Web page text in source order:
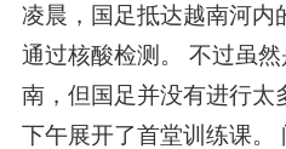
凌晨，国足抵达越南河内
通过核酸检测。 不过虽
南，但国足并没有进行太
下午展开了首堂训练课。